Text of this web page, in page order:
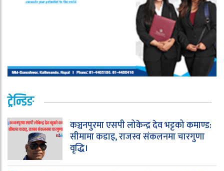
ट्रेन्डिङ
कञ्चनपुरमा एसपी लोकेन्द्र देव भट्टको कमाण्ड:
सीमामा कडाइ, राजस्व संकलनमा चारगुणा
वृद्धि।